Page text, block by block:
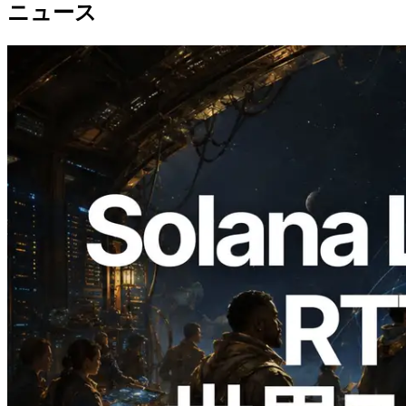
ニュース
2026.08.05
ERPC、Solana Leader Slot APIを世界7
リージョンのping計測に拡張—
Validators Information APIも公開
この記事を読む